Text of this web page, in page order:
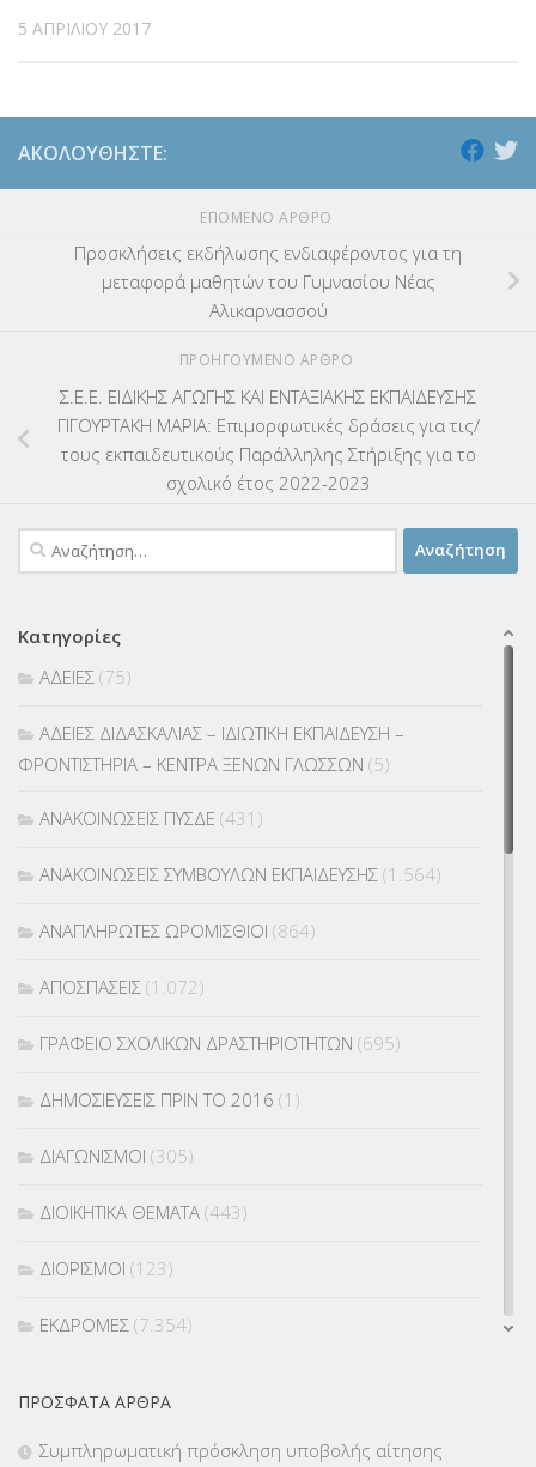
5 ΑΠΡΙΛΊΟΥ 2017
ΑΚΟΛΟΥΘΉΣΤΕ:
ΕΠΌΜΕΝΟ ΆΡΘΡΟ
Προσκλήσεις εκδήλωσης ενδιαφέροντος για τη
μεταφορά μαθητών του Γυμνασίου Νέας
Αλικαρνασσού
ΠΡΟΗΓΟΎΜΕΝΟ ΆΡΘΡΟ
Σ.Ε.Ε. ΕΙΔΙΚΗΣ ΑΓΩΓΗΣ ΚΑΙ ΕΝΤΑΞΙΑΚΗΣ ΕΚΠΑΙΔΕΥΣΗΣ
ΓΙΓΟΥΡΤΑΚΗ ΜΑΡΙΑ: Επιμορφωτικές δράσεις για τις/
τους εκπαιδευτικούς Παράλληλης Στήριξης για το
σχολικό έτος 2022-2023
Αναζήτηση
για:
Κατηγορίες
ΑΔΕΙΕΣ (75)
ΑΔΕΙΕΣ ΔΙΔΑΣΚΑΛΙΑΣ – ΙΔΙΩΤΙΚΗ ΕΚΠΑΙΔΕΥΣΗ –
ΦΡΟΝΤΙΣΤΗΡΙΑ – ΚΕΝΤΡΑ ΞΕΝΩΝ ΓΛΩΣΣΩΝ (5)
ΑΝΑΚΟΙΝΩΣΕΙΣ ΠΥΣΔΕ (431)
ΑΝΑΚΟΙΝΩΣΕΙΣ ΣΥΜΒΟΥΛΩΝ ΕΚΠΑΙΔΕΥΣΗΣ (1.564)
ΑΝΑΠΛΗΡΩΤΕΣ ΩΡΟΜΙΣΘΙΟΙ (864)
ΑΠΟΣΠΑΣΕΙΣ (1.072)
ΓΡΑΦΕΙΟ ΣΧΟΛΙΚΩΝ ΔΡΑΣΤΗΡΙΟΤΗΤΩΝ (695)
ΔΗΜΟΣΙΕΥΣΕΙΣ ΠΡΙΝ ΤΟ 2016 (1)
ΔΙΑΓΩΝΙΣΜΟΙ (305)
ΔΙΟΙΚΗΤΙΚΑ ΘΕΜΑΤΑ (443)
ΔΙΟΡΙΣΜΟΙ (123)
ΕΚΔΡΟΜΕΣ (7.354)
ΠΡΌΣΦΑΤΑ ΆΡΘΡΑ
Συμπληρωματική πρόσκληση υποβολής αίτησης